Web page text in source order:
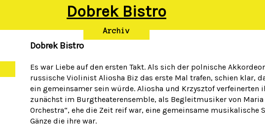
Dobrek Bistro
Archiv
Dobrek Bistro
Es war Liebe auf den ersten Takt. Als sich der polnische
russische Violinist Aliosha Biz das erste Mal trafen, schien klar,
ein gemeinsamer sein würde. Aliosha und Krzysztof verfeinerten
zunächst im Burgtheaterensemble, als Begleitmusiker von
Orchestra“, ehe die Zeit reif war, eine gemeinsame musikalische
Gänze die ihre war.